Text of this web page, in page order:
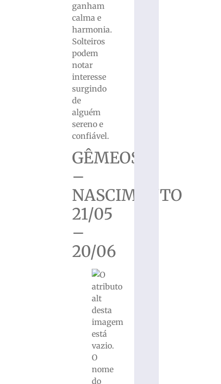
ganham
calma e
harmonia.
Solteiros
podem
notar
interesse
surgindo
de
alguém
sereno e
confiável.
GÊMEOS
–
NASCIMENTO
21/05
–
20/06